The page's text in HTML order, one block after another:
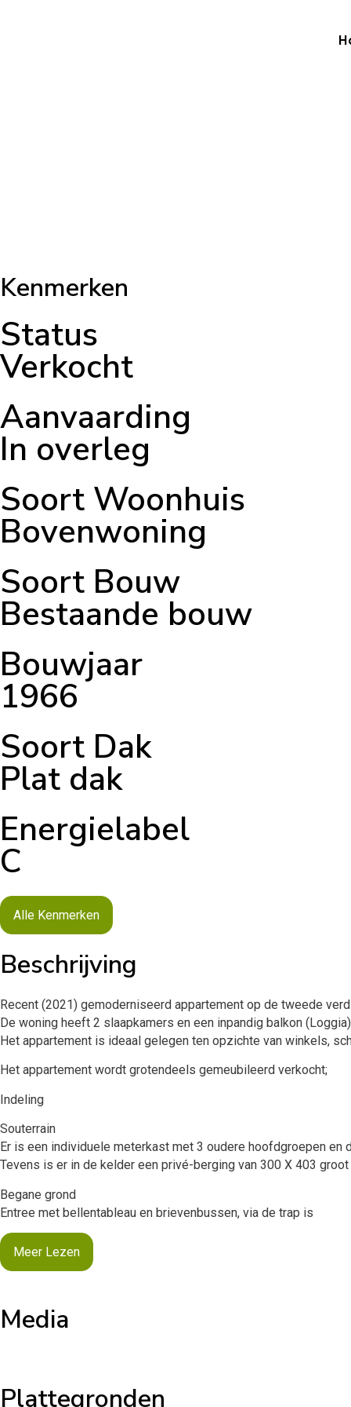
Kenmerken
Status
Verkocht
Aanvaarding
In overleg
Soort Woonhuis
Bovenwoning
Soort Bouw
Bestaande bouw
Bouwjaar
1966
Soort Dak
Plat dak
Energielabel
C
Alle Kenmerken
Beschrijving
Recent (2021) gemoderniseerd appartement op de tweede
De woning heeft 2 slaapkamers en een inpandig balkon
Het appartement is ideaal gelegen ten opzichte van winkels,
Het appartement wordt grotendeels gemeubileerd verkocht;
Indeling
Souterrain
Er is een individuele meterkast met 3 oudere hoofdgroepen
Tevens is er in de kelder een privé-berging van 300 X 403 groot
Begane grond
Entree met bellentableau en brievenbussen, via de trap is
Meer Lezen
Media
Plattegronden